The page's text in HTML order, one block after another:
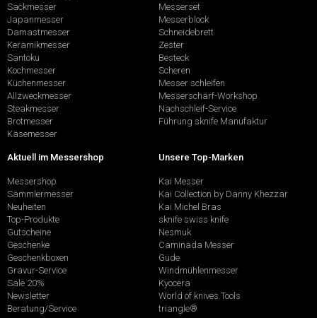
Sackmesser
Japanmesser
Damastmesser
Keramikmesser
Santoku
Kochmesser
Küchenmesser
Allzweckmesser
Steakmesser
Brotmesser
Käsemesser
Messerset
Messerblock
Schneidebrett
Zester
Besteck
Scheren
Messer schleifen
Messerschärf-Workshop
Nachschleif-Service
Führung sknife Manufaktur
Aktuell im Messershop
Messershop
Sammlermesser
Neuheiten
Top-Produkte
Gutscheine
Geschenke
Geschenkboxen
Gravur-Service
Sale 20%
Newsletter
Beratung/Service
Unsere Top-Marken
Kai Messer
Kai Collection by Danny Khezzar
Kai Michel Bras
sknife swiss knife
Nesmuk
Caminada Messer
Güde
Windmühlenmesser
Kyocera
World of knives Tools
triangle®